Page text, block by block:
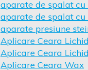
aparate de spalat
aparate de spalat cu
aparate presiune
Aplicare Ceara
Aplicare Ceara
Aplicare Ceara Wax